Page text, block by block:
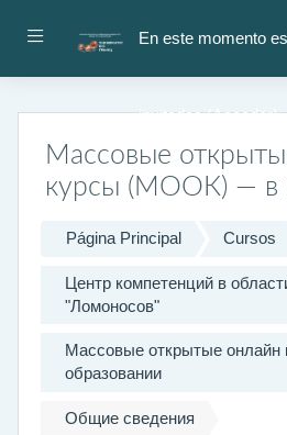
Panel lateral En este momento
invitados (Acceder)
Массовые
курсы (МООК) — в
Página Principal Cursos
Центр компетенций в
"Ломоносов"
Массовые открытые
образовании
Общие сведения